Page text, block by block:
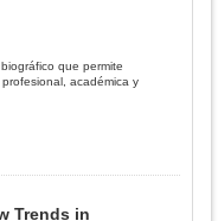
que permite
académica y
Trends in